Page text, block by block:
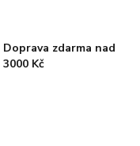
Doprava zdarma nad
3000 Kč